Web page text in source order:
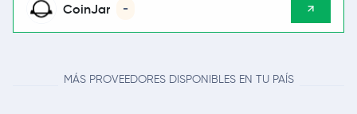
CoinJar -
MÁS PROVEEDORES DISPONIBLES EN TU PAÍS